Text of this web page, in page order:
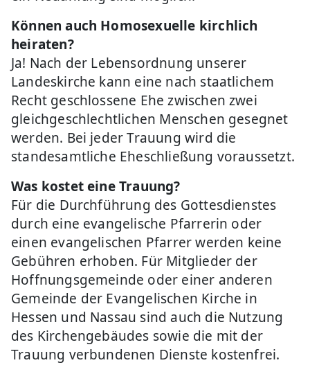
Können auch Homosexuelle kirchlich
heiraten?
Ja! Nach der Lebensordnung unserer
Landeskirche kann eine nach staatlichem
Recht geschlossene Ehe zwischen zwei
gleichgeschlechtlichen Menschen gesegnet
werden. Bei jeder Trauung wird die
standesamtliche Eheschließung voraussetzt.
Was kostet eine Trauung?
Für die Durchführung des Gottesdienstes
durch eine evangelische Pfarrerin oder
einen evangelischen Pfarrer werden keine
Gebühren erhoben. Für Mitglieder der
Hoffnungsgemeinde oder einer anderen
Gemeinde der Evangelischen Kirche in
Hessen und Nassau sind auch die Nutzung
des Kirchengebäudes sowie die mit der
Trauung verbundenen Dienste kostenfrei.